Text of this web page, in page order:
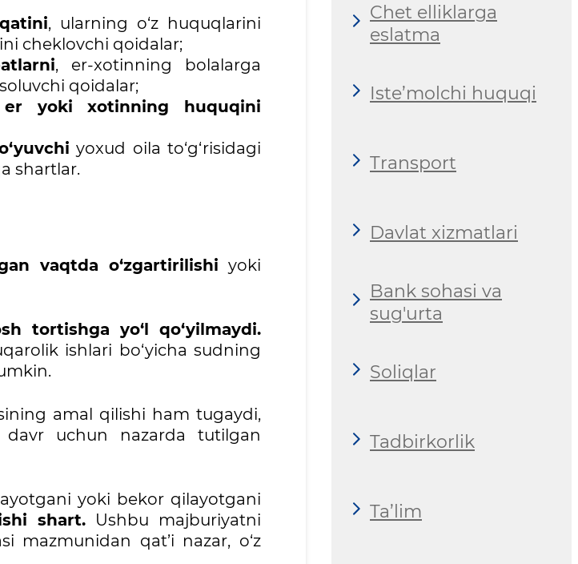
, ularning o‘z huquqlarini
cheklovchi qoidalar;
, er-xotinning bolalarga
qoidalar;
yoki xotinning huquqini
yoxud oila to‘g‘risidagi
shartlar.
vaqtda o‘zgartirilishi yoki
tortishga yo‘l qo‘yilmaydi.
ishlari bo‘yicha sudning
amal qilishi ham tugaydi,
uchun nazarda tutilgan
yoki bekor qilayotgani
shart.Ushbu majburiyatni
mazmunidan qat’i nazar, o‘z
Chet elliklarga
eslatma
Iste’molchi huquqi
Transport
Davlat xizmatlari
Bank sohasi va
sug'urta
Soliqlar
Tadbirkorlik
Ta’lim